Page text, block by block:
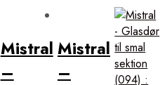
Mistral
–
Mistral
–